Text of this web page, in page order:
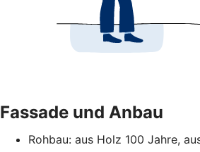
Fassade und Anbau
Rohbau: aus Holz 100 Jahre,